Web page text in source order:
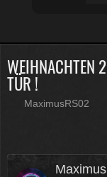
WEIHNACHTEN
TÜR !
MaximusRS02